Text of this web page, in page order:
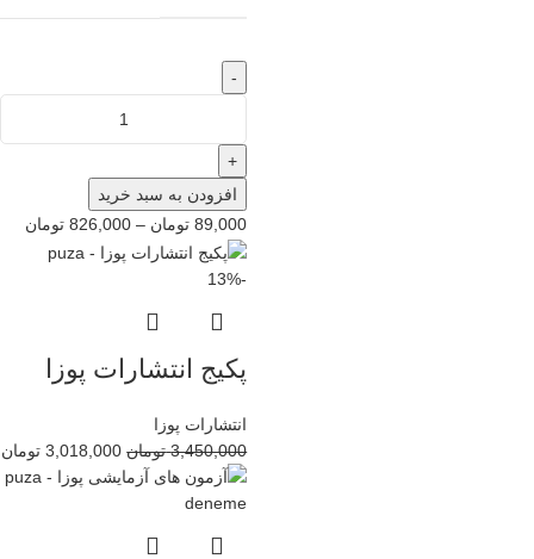
-
+
افزودن به سبد خرید
89,000 تومان –
826,000 تومان
-13%
پکیج انتشارات پوزا
انتشارات پوزا
3,450,000 تومان 3,018,000 تومان